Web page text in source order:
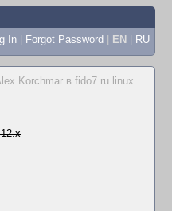
In | Forgot Password | EN | RU
Korchmar в fido7.ru.linux ...